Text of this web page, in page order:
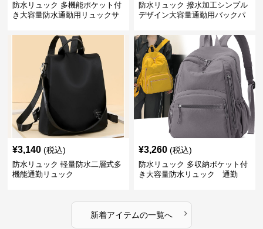
防水リュック 多機能ポケット付
き大容量防水通勤用リュックサ
防水リュック 撥水加工シンプル
デザイン大容量通勤用バックパ
¥3,140 (税込)
防水リュック 軽量防水二層式多
機能通勤リュック
¥3,260 (税込)
防水リュック 多収納ポケット付
き大容量防水リュック 通勤
新着アイテムの一覧へ ›